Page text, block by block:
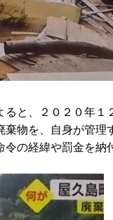
と、２０２０年１
棄物を、自身が管理
令の経緯や罰金を納